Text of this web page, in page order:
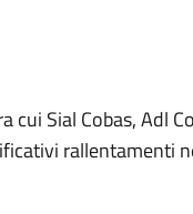
Sial Cobas, Adl
rallentamenti